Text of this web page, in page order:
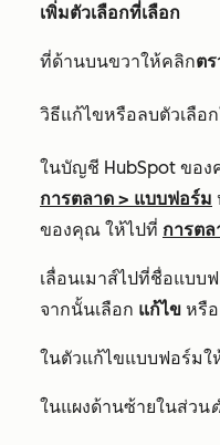
เพิ่มตัวเลือกที่เลือก
ที่ด้านบนขวาให้คลิกต
วิธีแก้ไขหรือลบตัวเลือ
ในบัญชี HubSpot ขอ
การตลาด > แบบฟอร์ม
ของคุณ ให้ไปที่ การตล
เลื่อนเมาส์ไปที่ชื่อแบบ
จากนั้นเลือก แก้ไข หรือ
ในตัวแก้ไขแบบฟอร์มใ
ในแผงด้านซ้ายในส่วน